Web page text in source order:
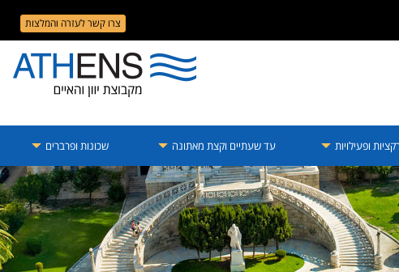
צרו קשר לעזרה והמלצות
ופעילויות עד שעתיים וקצת מאתונה שכונות ופרברים